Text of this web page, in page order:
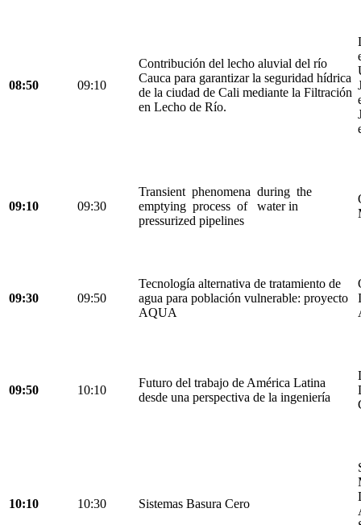
08:50 09:10
Contribución del lecho aluvial del río
Cauca para garantizar la seguridad hídrica
de la ciudad de Cali mediante la Filtración
en Lecho de Río.
09:10 09:30
Transient phenomena during the
emptying process of water in
pressurized pipelines
09:30 09:50
Tecnología alternativa de tratamiento de
agua para población vulnerable: proyecto
AQUA
09:50 10:10
Futuro del trabajo de América Latina
desde una perspectiva de la ingeniería
10:10 10:30 Sistemas Basura Cero